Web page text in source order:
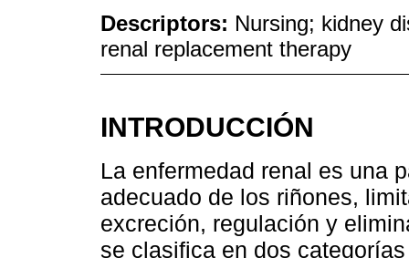
Descriptors: Nursing; kidney
renal replacement therapy
INTRODUCCIÓN
La enfermedad renal es una
adecuado de los riñones,
excreción, regulación y
se clasifica en dos